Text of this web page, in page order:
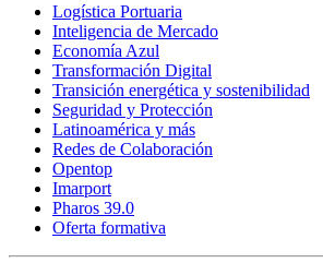
Logística Portuaria
Inteligencia de Mercado
Economía Azul
Transformación Digital
Transición energética y sostenibilidad
Seguridad y Protección
Latinoamérica y más
Redes de Colaboración
Opentop
Imarport
Pharos 39.0
Oferta formativa